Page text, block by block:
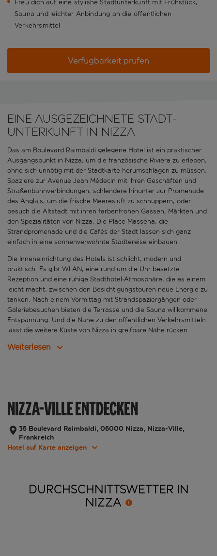
Freu dich auf eine stylishe Stadtunterkunft mit Frühstück,
Sauna und leichter Anbindung an die öffentlichen
Verkehrsmittel
Verfügbarkeit prüfen
Eine ausgezeichnete Stadt-
Unterkunft in Nizza
Das am Boulevard Raimbaldi gelegene Hotel ist ein praktischer
Ausgangspunkt in Nizza, um die französische Riviera zu erleben,
ohne sich unnötig mit der Stadtkarte herumschlagen zu müssen.
Spaziere zur Avenue Jean Médecin mit ihren Geschäften und
Straßenbahnverbindungen, schlendere hinunter zur Promenade
des Anglais, um die frische Meeresluft zu schnuppern, oder
besuch die Altstadt mit ihren farbenfrohen Gassen, Märkten und
den Spezialitäten von Nizza. Die Place Masséna, die
Strandpromenade und die Cafés der Stadt lassen sich ganz
einfach in eine sonnenverwöhnte Städtereise einbauen.
Die Inneneinrichtung des Hotels ist schlicht, modern und
praktisch. Es gibt WLAN, eine rund um die Uhr besetzte
Rezeption und eine ruhige Stadthotel-Atmosphäre, die es einem
leicht macht, zwischen den Besichtigungstouren neue Energie zu
tanken. Nach einem Vormittag mit Strandspaziergängen oder
Galeriebesuchen bieten die Terrasse und die Sauna willkommene
Entspannung. Und die Nähe zu den öffentlichen Verkehrsmitteln
lässt die weitere Küste von Nizza in greifbare Nähe rücken.
Weiterlesen
NIZZA-VILLE ENTDECKEN
35 Boulevard Raimbaldi, 06000 Nizza, Nizza-Ville,
Frankreich
Hotel auf Karte anzeigen
DURCHSCHNITTSWETTER IN
NIZZA